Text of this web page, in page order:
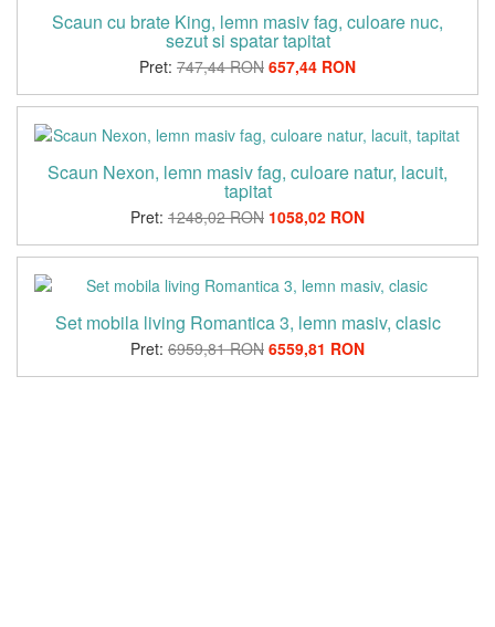
Scaun cu brate King, lemn masiv fag, culoare nuc,
sezut si spatar tapitat
Pret: 747,44 RON 657,44 RON
Scaun Nexon, lemn masiv fag, culoare natur, lacuit,
tapitat
Pret: 1248,02 RON 1058,02 RON
Set mobila living Romantica 3, lemn masiv, clasic
Pret: 6959,81 RON 6559,81 RON